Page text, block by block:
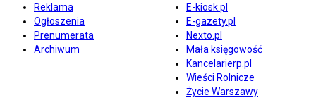
Reklama
Ogłoszenia
Prenumerata
Archiwum
E-kiosk.pl
E-gazety.pl
Nexto.pl
Mała księgowość
Kancelarierp.pl
Wieści Rolnicze
Życie Warszawy